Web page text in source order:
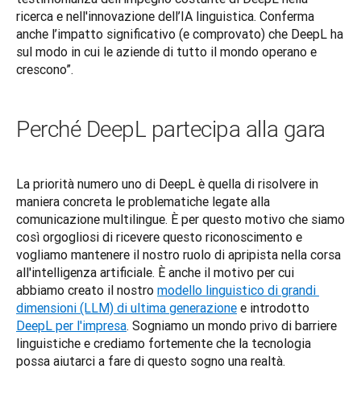
ricerca e nell'innovazione dell’IA linguistica. Conferma
anche l’impatto significativo (e comprovato) che DeepL ha
sul modo in cui le aziende di tutto il mondo operano e
crescono”.
Perché DeepL partecipa alla gara
La priorità numero uno di DeepL è quella di risolvere in
maniera concreta le problematiche legate alla
comunicazione multilingue. È per questo motivo che siamo
così orgogliosi di ricevere questo riconoscimento e
vogliamo mantenere il nostro ruolo di apripista nella corsa
all'intelligenza artificiale. È anche il motivo per cui
abbiamo creato il nostro modello linguistico di grandi
dimensioni (LLM) di ultima generazione
DeepL per l'impresa. Sogniamo un mondo privo di barriere
linguistiche e crediamo fortemente che la tecnologia
possa aiutarci a fare di questo sogno una realtà.